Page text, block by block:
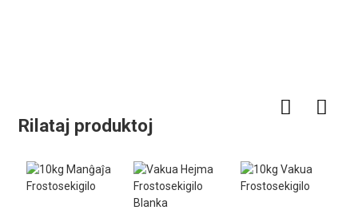
Rilataj produktoj